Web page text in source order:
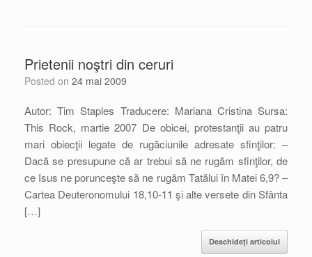
Prietenii noştri din ceruri
Posted on 24 mai 2009
Autor: Tim Staples Traducere: Mariana Cristina Sursa:
This Rock, martie 2007 De obicei, protestanţii au patru
mari obiecţii legate de rugăciunile adresate sfinţilor: –
Dacă se presupune că ar trebui să ne rugăm sfinţilor, de
ce Isus ne porunceşte să ne rugăm Tatălui în Matei 6,9? –
Cartea Deuteronomului 18,10-11 şi alte versete din Sfânta
[…]
Deschideți articolul